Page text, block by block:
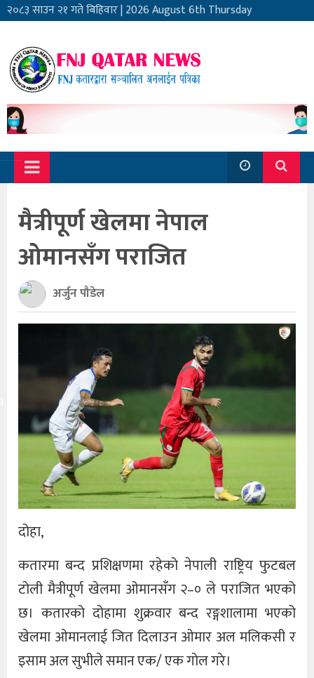
२०८३ साउन २१ गते बिहिवार|2026 August 6th Thursday
मैत्रीपूर्ण खेलमा नेपाल
ओमानसँग पराजित
अर्जुन पौडेल
दोहा,
कतारमा बन्द प्रशिक्षणमा रहेको नेपाली राष्ट्रिय फुटबल
टोली मैत्रीपूर्ण खेलमा ओमानसँग २–० ले पराजित भएको
छ। कतारको दोहामा शुक्रवार बन्द रङ्गशालामा भएको
खेलमा ओमानलाई जित दिलाउन ओमार अल मलिकसी र
इसाम अल सुभीले समान एक/ एक गोल गरे।